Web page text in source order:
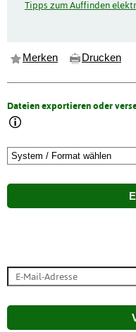
Tipps zum Auffinden
Merken Drucken
Dateien exportieren oder